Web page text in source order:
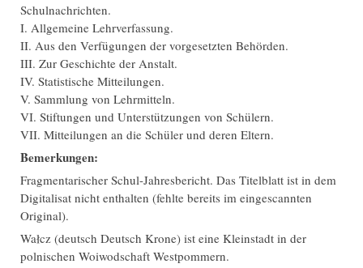
Schulnachrichten.
I. Allgemeine Lehrverfassung.
II. Aus den Verfügungen der vorgesetzten Behörden.
III. Zur Geschichte der Anstalt.
IV. Statistische Mitteilungen.
V. Sammlung von Lehrmitteln.
VI. Stiftungen und Unterstützungen von Schülern.
VII. Mitteilungen an die Schüler und deren Eltern.
Bemerkungen:
Fragmentarischer Schul-Jahresbericht. Das Titelblatt ist in dem
Digitalisat nicht enthalten (fehlte bereits im eingescannten
Original).
Wałcz (deutsch Deutsch Krone) ist eine Kleinstadt in der
polnischen Woiwodschaft Westpommern.